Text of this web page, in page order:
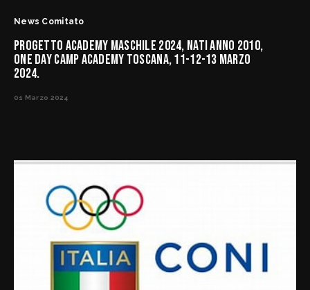
News Comitato
PROGETTO ACADEMY MASCHILE 2024, NATI ANNO 2010,
ONE DAY CAMP ACADEMY TOSCANA, 11-12-13 MARZO
2024.
01 Marzo 2024